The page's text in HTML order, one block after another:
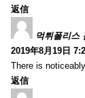
返信
먹튀폴리스
2019年8月19日
There is
返信